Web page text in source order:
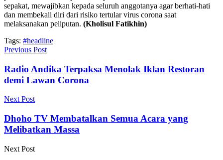
sepakat, mewajibkan kepada seluruh anggotanya agar berhati-hati
dan membekali diri dari risiko tertular virus corona saat
melaksanakan peliputan. (Kholisul Fatikhin)
Tags: #headline
Previous Post
Radio Andika Terpaksa Menolak Iklan Restoran
demi Lawan Corona
Next Post
Dhoho TV Membatalkan Semua Acara yang
Melibatkan Massa
Next Post